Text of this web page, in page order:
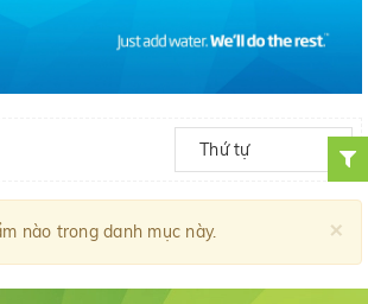
Thứ tự
×
nào trong danh mục này.